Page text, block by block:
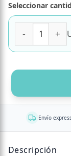
Seleccionar
Envío
Descripción